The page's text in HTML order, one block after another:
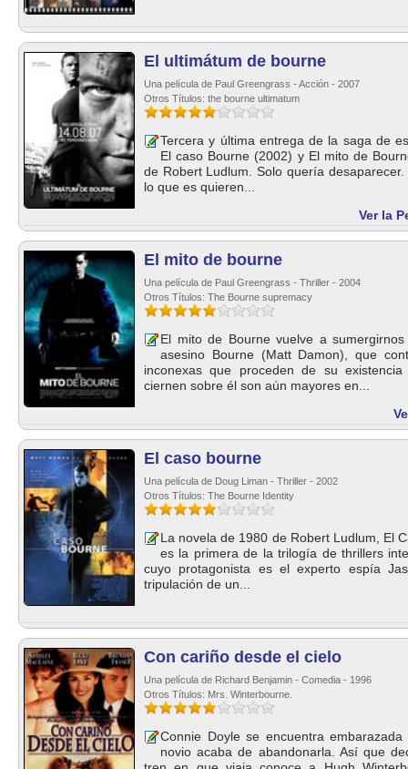
El ultimátum de bourne
Una película de Paul Greengrass - Acción - 2007
Otros Títulos: the bourne ultimatum
Tercera y última entrega de la saga de
El caso Bourne (2002) y El mito de
de Robert Ludlum. Solo quería
lo que es quieren...
Ver la
El mito de bourne
Una película de Paul Greengrass - Thriller - 2004
Otros Títulos: The Bourne supremacy
El mito de Bourne vuelve a
asesino Bourne (Matt Damon), que
inconexas que proceden de su
ciernen sobre él son aún mayores en...
El caso bourne
Una película de Doug Liman - Thriller - 2002
Otros Títulos: The Bourne Identity
La novela de 1980 de Robert Ludlum, El
es la primera de la trilogía de thrillers
cuyo protagonista es el experto espía
tripulación de un...
Con cariño desde el cielo
Una película de Richard Benjamin - Comedia - 1996
Otros Títulos: Mrs. Winterbourne.
Connie Doyle se encuentra
novio acaba de abandonarla. Así que